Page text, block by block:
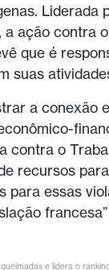
Liderada
ação contra
que é
suas
a conexão
contra o
recursos
para essas
e lidera o